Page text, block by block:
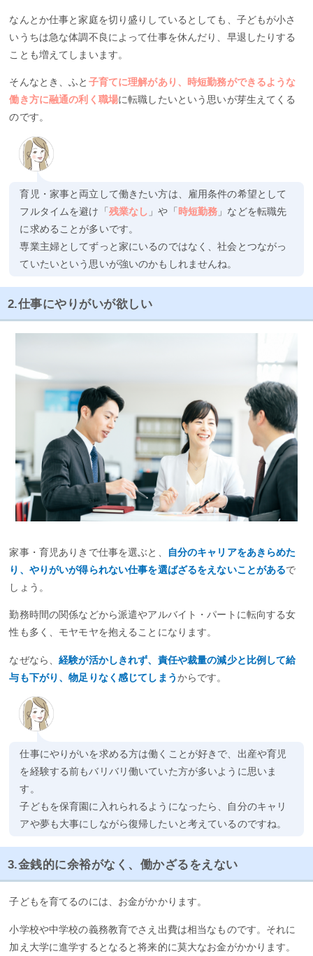
なんとか仕事と家庭を切り盛りしているとしても、子どもが小さ
いうちは急な体調不良によって仕事を休んだり、早退したりする
ことも増えてしまいます。
そんなとき、ふと 子育てに理解があり、時短勤務ができるような
働き方に融通の利く職場に転職したいという思いが芽生えてくる
のです。
育児・家事と両立して働きたい方は、雇用条件の希望として
フルタイムを避け「 残業なし 」や「 時短勤務 」などを転職先
に求めることが多いです。
専業主婦としてずっと家にいるのではなく、社会とつながっ
ていたいという思いが強いのかもしれませんね。
2.仕事にやりがいが欲しい
家事・育児ありきで仕事を選ぶと、
自分のキャリアをあきらめた
り、やりがいが得られない仕事を選ばざるをえないことがあるで
しょう。
勤務時間の関係などから派遣やアルバイト・パートに転向する女
性も多く、モヤモヤを抱えることになります。
なぜなら、経験が活かしきれず、責任や裁量の減少と比例して給
与も下がり、物足りなく感じてしまうからです。
仕事にやりがいを求める方は働くことが好きで、出産や育児
を経験する前もバリバリ働いていた方が多いように思いま
す。
子どもを保育園に入れられるようになったら、自分のキャリ
アや夢も大事にしながら復帰したいと考えているのですね。
3.金銭的に余裕がなく、働かざるをえない
子どもを育てるのには、お金がかかります。
小学校や中学校の義務教育でさえ出費は相当なものです。それに
加え大学に進学するとなると将来的に莫大なお金がかかります。